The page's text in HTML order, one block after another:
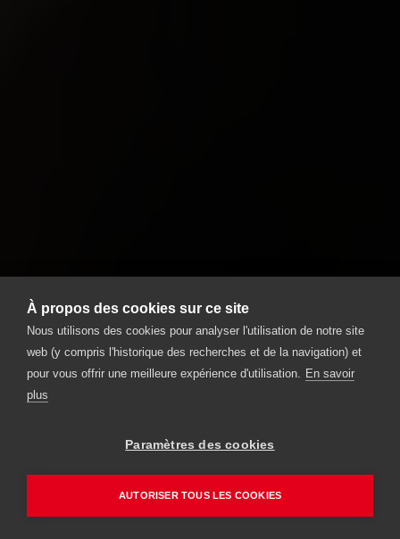
À propos des cookies sur ce site
Nous utilisons des cookies pour analyser l'utilisation de notre site
web (y compris l'historique des recherches et de la navigation) et
pour vous offrir une meilleure expérience d'utilisation. En savoir
plus
Paramètres des cookies
AUTORISER TOUS LES COOKIES